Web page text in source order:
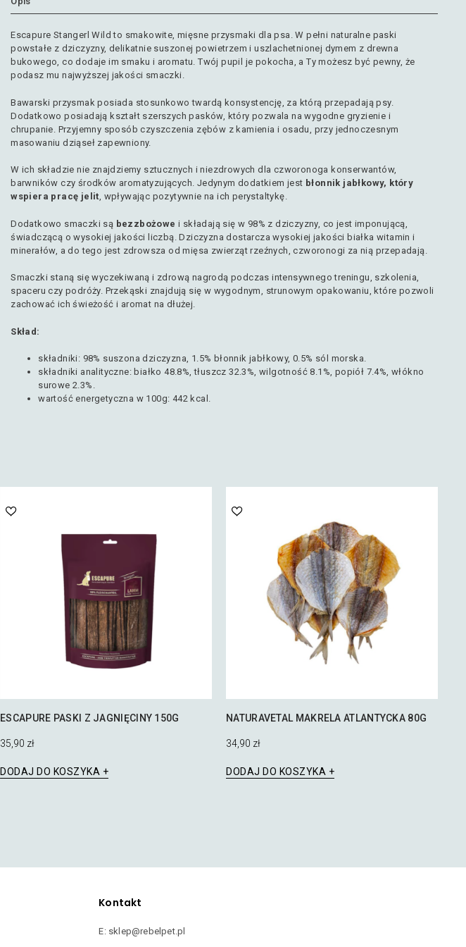
Escapure Stangerl Wild to smakowite, mięsne przysmaki dla psa. W pełni naturalne paski
powstałe z dziczyzny, delikatnie suszonej powietrzem i uszlachetnionej dymem z drewna
bukowego, co dodaje im smaku i aromatu. Twój pupil je pokocha, a Ty możesz być pewny, że
podasz mu najwyższej jakości smaczki.
Bawarski przysmak posiada stosunkowo twardą konsystencję, za którą przepadają psy.
Dodatkowo posiadają kształt szerszych pasków, który pozwala na wygodne gryzienie i
chrupanie. Przyjemny sposób czyszczenia zębów z kamienia i osadu, przy jednoczesnym
masowaniu dziąseł zapewniony.
W ich składzie nie znajdziemy sztucznych i niezdrowych dla czworonoga konserwantów,
barwników czy środków aromatyzujących. Jedynym dodatkiem jest błonnik jabłkowy, który
wspiera pracę jelit, wpływając pozytywnie na ich perystaltykę.
Dodatkowo smaczki są bezzbożowe i składają się w 98% z dziczyzny, co jest imponującą,
świadczącą o wysokiej jakości liczbą. Dziczyzna dostarcza wysokiej jakości białka witamin i
minerałów, a do tego jest zdrowsza od mięsa zwierząt rzeźnych, czworonogi za nią przepadają.
Smaczki staną się wyczekiwaną i zdrową nagrodą podczas intensywnego treningu, szkolenia,
spaceru czy podróży. Przekąski znajdują się w wygodnym, strunowym opakowaniu, które pozwoli
zachować ich świeżość i aromat na dłużej.
Skład:
składniki: 98% suszona dziczyzna, 1.5% błonnik jabłkowy, 0.5% sól morska.
składniki analityczne: białko 48.8%, tłuszcz 32.3%, wilgotność 8.1%, popiół 7.4%, włókno
surowe 2.3%.
wartość energetyczna w 100g: 442 kcal.
ESCAPURE PASKI Z JAGNIĘCINY 150G
35,90 zł
DODAJ DO KOSZYKA
NATURAVETAL MAKRELA ATLANTYCKA 80G
34,90 zł
DODAJ DO KOSZYKA
Kontakt
E: sklep@rebelpet.pl